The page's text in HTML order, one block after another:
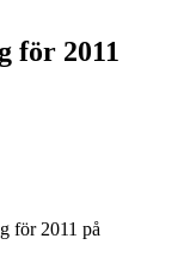
för 2011
för 2011 på